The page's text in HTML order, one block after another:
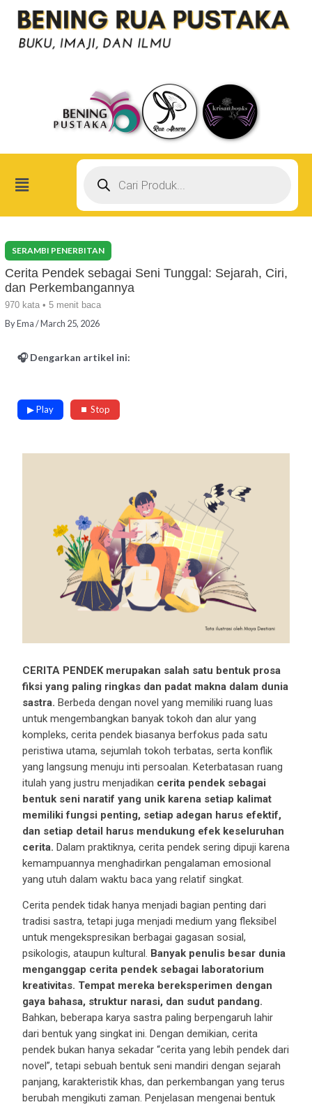
Menu
Products
Cerita Pendek sebagai Seni Tunggal: Sejarah, Ciri,
dan Perkembangannya
970 kata • 5 menit baca
ByEma/March 25, 2026
🎧 Dengarkan artikel ini:
▶ Play ⏹ Stop
CERITA PENDEK merupakan salah satu bentuk prosa
fiksi yang paling ringkas dan padat makna dalam dunia
sastra. Berbeda dengan novel yang memiliki ruang luas
untuk mengembangkan banyak tokoh dan alur yang
kompleks, cerita pendek biasanya berfokus pada satu
peristiwa utama, sejumlah tokoh terbatas, serta konflik
yang langsung menuju inti persoalan. Keterbatasan ruang
itulah yang justru menjadikan cerita pendek sebagai
bentuk seni naratif yang unik karena setiap kalimat
memiliki fungsi penting, setiap adegan harus efektif,
dan setiap detail harus mendukung efek keseluruhan
cerita. Dalam praktiknya, cerita pendek sering dipuji karena
kemampuannya menghadirkan pengalaman emosional
yang utuh dalam waktu baca yang relatif singkat.
Cerita pendek tidak hanya menjadi bagian penting dari
tradisi sastra, tetapi juga menjadi medium yang fleksibel
untuk mengekspresikan berbagai gagasan sosial,
psikologis, ataupun kultural. Banyak penulis besar dunia
menganggap cerita pendek sebagai laboratorium
kreativitas. Tempat mereka bereksperimen dengan
gaya bahasa, struktur narasi, dan sudut pandang.
Bahkan, beberapa karya sastra paling berpengaruh lahir
dari bentuk yang singkat ini. Dengan demikian, cerita
pendek bukan hanya sekadar “cerita yang lebih pendek dari
novel”, tetapi sebuah bentuk seni mandiri dengan sejarah
panjang, karakteristik khas, dan perkembangan yang terus
berubah mengikuti zaman. Penjelasan mengenai bentuk
navigation